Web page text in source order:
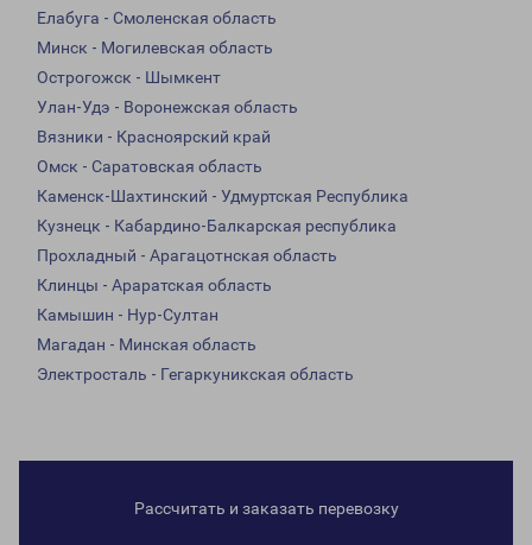
Елабуга - Смоленская область
Минск - Могилевская область
Острогожск - Шымкент
Улан-Удэ - Воронежская область
Вязники - Красноярский край
Омск - Саратовская область
Каменск-Шахтинский - Удмуртская Республика
Кузнецк - Кабардино-Балкарская республика
Прохладный - Арагацотнская область
Клинцы - Араратская область
Камышин - Нур-Султан
Магадан - Минская область
Электросталь - Гегаркуникская область
Рассчитать и заказать перевозку